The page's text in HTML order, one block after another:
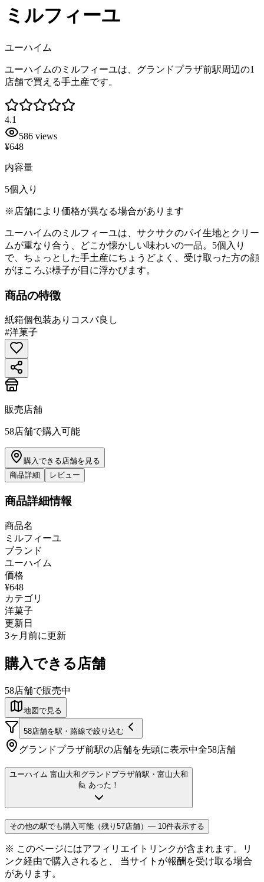
ミルフィーユ
ユーハイム
ユーハイムのミルフィーユは、グランドプラザ前駅周辺の1
店舗で買える手土産です。
4.1
586 views
¥648
内容量
5個入り
※店舗により価格が異なる場合があります
ユーハイムのミルフィーユは、サクサクのパイ生地とクリー
ムが重なり合う、どこか懐かしい味わいの一品。5個入り
で、ちょっとした手土産にちょうどよく、受け取った方の顔
がほころぶ様子が目に浮かびます。
商品の特徴
紙箱個包装あり コスパ良し
#洋菓子
販売店舗
58店舗で購入可能
購入できる店舗を見る
商品詳細
レビュー
商品詳細情報
商品名
ミルフィーユ
ブランド
ユーハイム
価格
¥648
カテゴリ
洋菓子
更新日
3ヶ月前に更新
購入できる店舗
58店舗で販売中
地図で見る
58店舗を駅・路線で絞り込む
グランドプラザ前駅の店舗を先頭に表示中全58店舗
ユーハイム 富山大和グランドプラザ前駅 ・富山大和
🙋 あった！
その他の駅でも購入可能（残り57店舗）— 10件表示する
※ このページにはアフィリエイトリンクが含まれます。リ
ンク経由で購入されると、 当サイトが報酬を受け取る場合
があります。